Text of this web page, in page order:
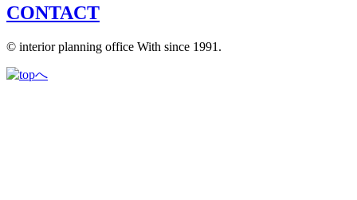
CONTACT
© interior planning office With since 1991.